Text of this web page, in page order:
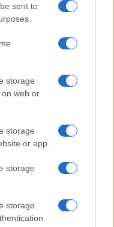
sent to
storage
web or
storage
or app.
storage
storage